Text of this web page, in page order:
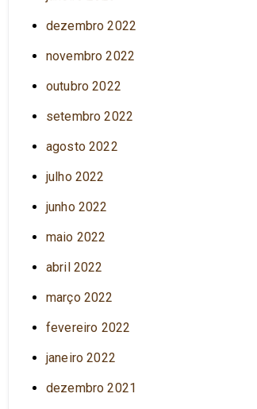
dezembro 2022
novembro 2022
outubro 2022
setembro 2022
agosto 2022
julho 2022
junho 2022
maio 2022
abril 2022
março 2022
fevereiro 2022
janeiro 2022
dezembro 2021